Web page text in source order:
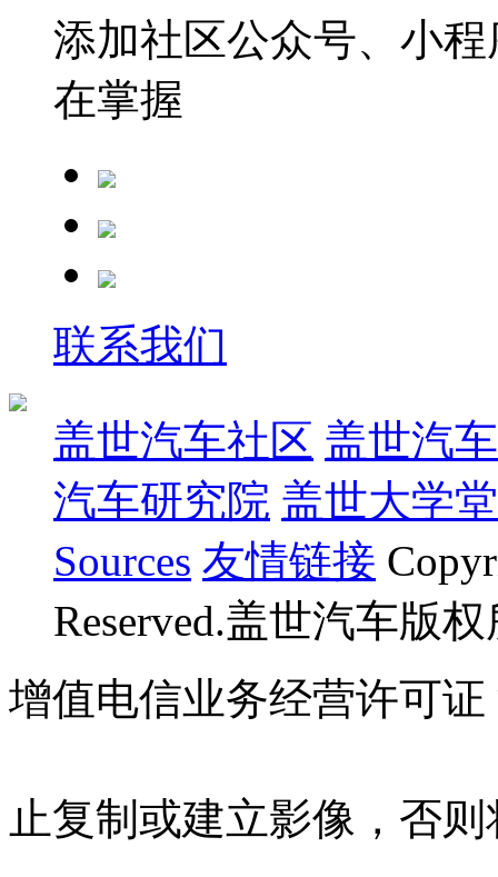
添加社区公众号、小
在掌握
联系我们
盖世汽车社区 盖世汽
汽车研究院 盖世大学堂
Sources 友情链接
Reserved.盖世汽车版
增值电信业务经营许可证
止复制或建立影像，否